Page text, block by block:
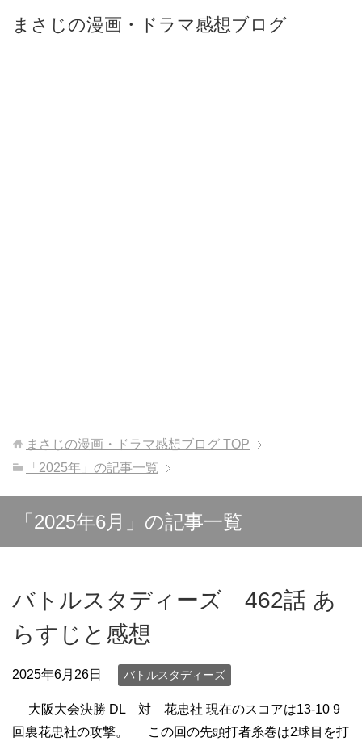
まさじの漫画・ドラマ感想ブログ
まさじの漫画・ドラマ感想ブログ TOP
「2025年」の記事一覧
「2025年6月」の記事一覧
バトルスタディーズ 462話 あ
らすじと感想
2025年6月26日 バトルスタディーズ
大阪大会決勝 DL 対 花忠社 現在のスコアは13-10 9
回裏花忠社の攻撃。 この回の先頭打者糸巻は2球目を打